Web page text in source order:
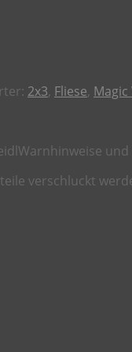
2x3, Fliese,
Warnhinweise
verschluckt